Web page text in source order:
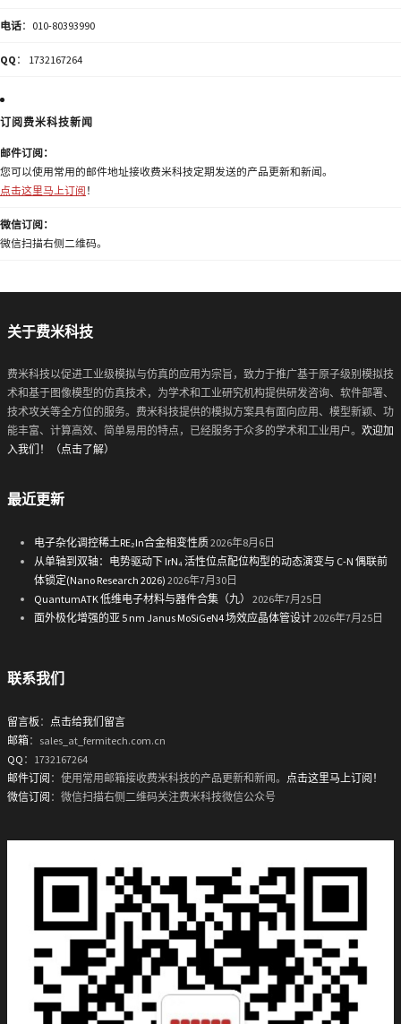
电话：010-80393990
QQ ： 1732167264
订阅费米科技新闻
邮件订阅：
您可以使用常用的邮件地址接收费米科技定期发送的产品更新和新闻。
点击这里马上订阅 ！
微信订阅：
微信扫描右侧二维码。
关于费米科技
费米科技以促进工业级模拟与仿真的应用为宗旨，致力于推广基于原子级别模拟技
术和基于图像模型的仿真技术，为学术和工业研究机构提供研发咨询、软件部署、
技术攻关等全方位的服务。费米科技提供的模拟方案具有面向应用、模型新颖、功
能丰富、计算高效、简单易用的特点，已经服务于众多的学术和工业用户。 欢迎加
入我们！（点击了解）
最近更新
电子杂化调控稀土RE₂In合金相变性质2026年8月6日
从单轴到双轴：电势驱动下 IrN₄ 活性位点配位构型的动态演变与 C-N 偶联前
体锁定(Nano Research 2026) 2026年7月30日
QuantumATK 低维电子材料与器件合集（九）
2026年7月25日
面外极化增强的亚 5 nm Janus MoSiGeN4 场效应晶体管设计2026年7月25日
联系我们
留言板 ： 点击给我们留言
邮箱：sales_at_fermitech.com.cn
QQ ：1732167264
邮件订阅 ：使用常用邮箱接收费米科技的产品更新和新闻。 点击这里马上订阅！
微信订阅 ：微信扫描右侧二维码关注费米科技微信公众号